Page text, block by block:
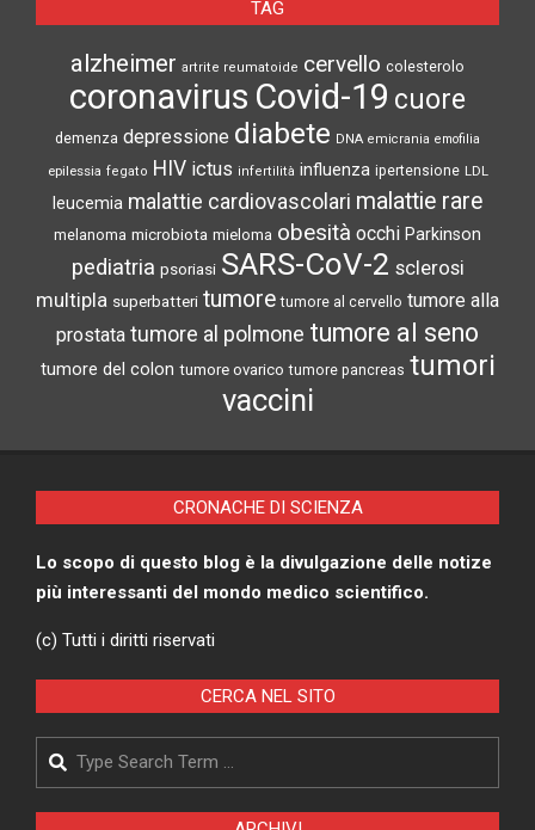
TAG
alzheimer artrite reumatoide cervello colesterolo
coronavirus Covid-19 cuore
demenza depressione diabete DNA emicrania emofilia
epilessia fegato HIV ictus infertilità influenza ipertensione LDL
leucemia malattie cardiovascolari malattie rare
melanoma microbiota mieloma obesità occhi Parkinson
pediatria psoriasi SARS-CoV-2 sclerosi
multipla superbatteri tumore tumore al cervello tumore alla
prostata tumore al polmone tumore al seno
tumore del colon tumore ovarico tumore pancreas tumori
vaccini
CRONACHE DI SCIENZA
Lo scopo di questo blog è la divulgazione delle notize
più interessanti del mondo medico scientifico.
(c) Tutti i diritti riservati
CERCA NEL SITO
Search